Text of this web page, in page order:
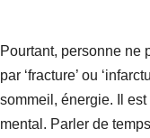
Pourtant, personne ne
par ‘fracture’ ou
sommeil, énergie. Il
mental. Parler de